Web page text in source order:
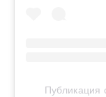
Публикация